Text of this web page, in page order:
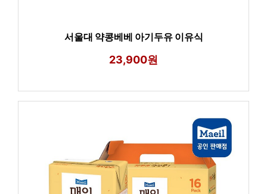
서울대 약콩베베 아기두유 이유식
23,900원